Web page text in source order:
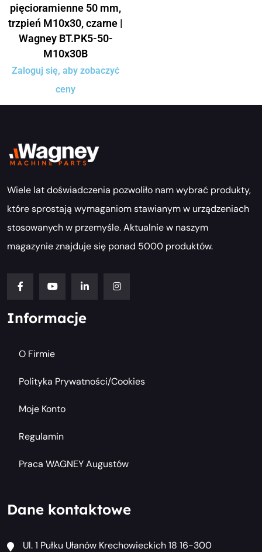
pięcioramienne 50 mm,
trzpień M10x30, czarne |
Wagney BT.PK5-50-
M10x30B
Zaloguj się, aby zobaczyć
ceny
Wiele lat doświadczenia pozwoliło nam wybrać produkty,
które sprostają wymaganiom stawianym w urządzeniach
stosowanych w przemyśle. Aktualnie w naszym
magazynie znajduje się ponad 5000 produktów.
Informacje
O Firmie
Polityka Prywatności/cookies
Moje Konto
Regulamin
Praca WAGNEY Augustów
Dane kontaktowe
Ul. 1 Pułku Ułanów Krechowieckich 18 16-300